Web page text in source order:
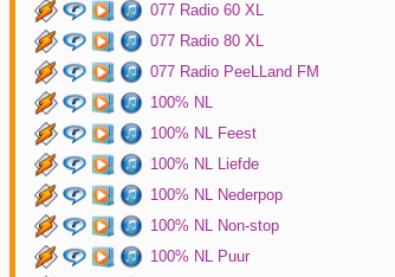
077 Radio 60 XL
077 Radio 80 XL
077 Radio PeeLLand FM
100% NL
100% NL Feest
100% NL Liefde
100% NL Nederpop
100% NL Non-stop
100% NL Puur